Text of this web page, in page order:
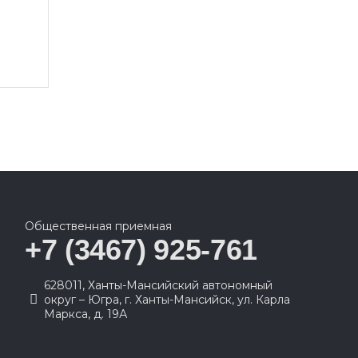
Общественная приемная
+7 (3467) 925-761
628011, Ханты-Мансийский автономный
округ – Югра, г. Ханты-Мансийск, ул. Карла
Маркса, д. 19А